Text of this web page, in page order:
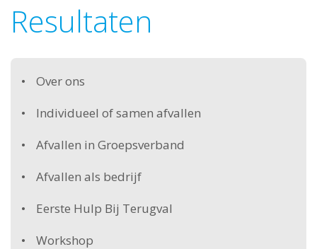
Resultaten
Over ons
Individueel of samen afvallen
Afvallen in Groepsverband
Afvallen als bedrijf
Eerste Hulp Bij Terugval
Workshop